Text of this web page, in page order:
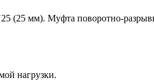
(25 мм). Муфта поворотно-
нагрузки.